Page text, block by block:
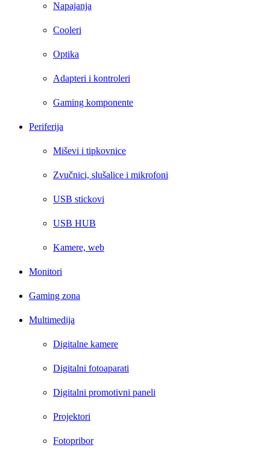
Napajanja
Cooleri
Optika
Adapteri i kontroleri
Gaming komponente
Periferija
Miševi i tipkovnice
Zvučnici, slušalice i mikrofoni
USB stickovi
USB HUB
Kamere, web
Monitori
Gaming zona
Multimedija
Digitalne kamere
Digitalni fotoaparati
Digitalni promotivni paneli
Projektori
Fotopribor